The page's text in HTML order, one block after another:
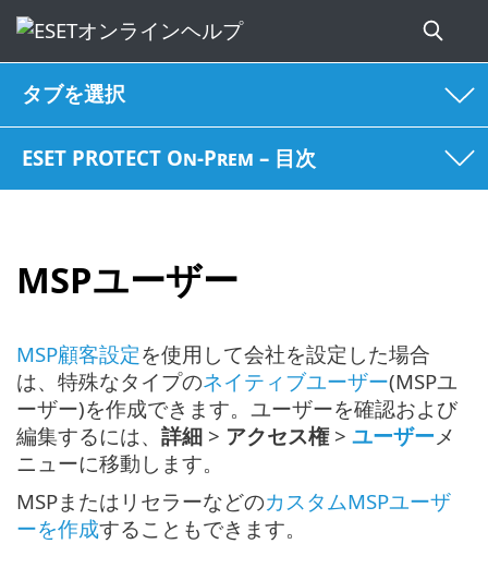
タブを選択
ESET PROTECT On-Prem – 目次
MSPユーザー
MSP顧客設定を使用して会社を設定した場合
は、特殊なタイプのネイティブユーザー(MSPユ
ーザー)を作成できます。ユーザーを確認および
編集するには、 詳細 > アクセス権 > ユーザー メ
ニューに移動します。
MSPまたはリセラーなどのカスタムMSPユーザ
ーを作成することもできます。